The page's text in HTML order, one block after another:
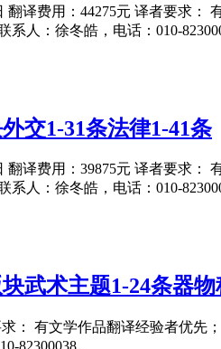
翻译费用：44275元 译者要求
系人：徐冬皓，电话：010-
交1-31条法律1-41条
翻译费用：39875元 译者要求
系人：徐冬皓，电话：010-
武术主题1-24条器
： 有文学作品翻译经验者优先